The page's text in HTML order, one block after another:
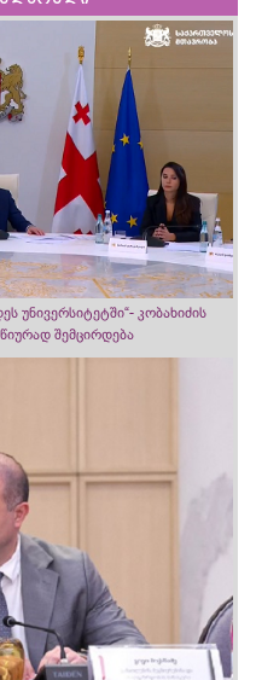
უნივერსიტეტში“- კობახიძის
შემცირდება